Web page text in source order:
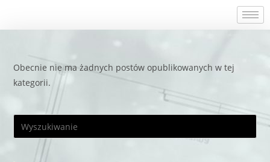
Obecnie nie ma żadnych postów opublikowanych w tej
kategorii.